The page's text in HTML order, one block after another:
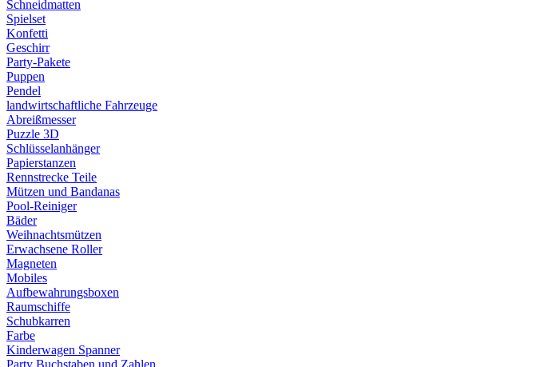
Schneidmatten
Spielset
Konfetti
Geschirr
Party-Pakete
Puppen
Pendel
landwirtschaftliche Fahrzeuge
Abreißmesser
Puzzle 3D
Schlüsselanhänger
Papierstanzen
Rennstrecke Teile
Mützen und Bandanas
Pool-Reiniger
Bäder
Weihnachtsmützen
Erwachsene Roller
Magneten
Mobiles
Aufbewahrungsboxen
Raumschiffe
Schubkarren
Farbe
Kinderwagen Spanner
Party Buchstaben und Zahlen